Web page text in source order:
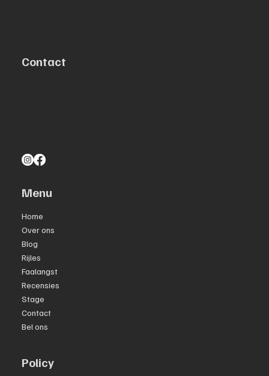
Contact
Menu
Home
Over ons
Blog
Rijles
Faalangst
Recensies
Stage
Contact
Bel ons
Policy